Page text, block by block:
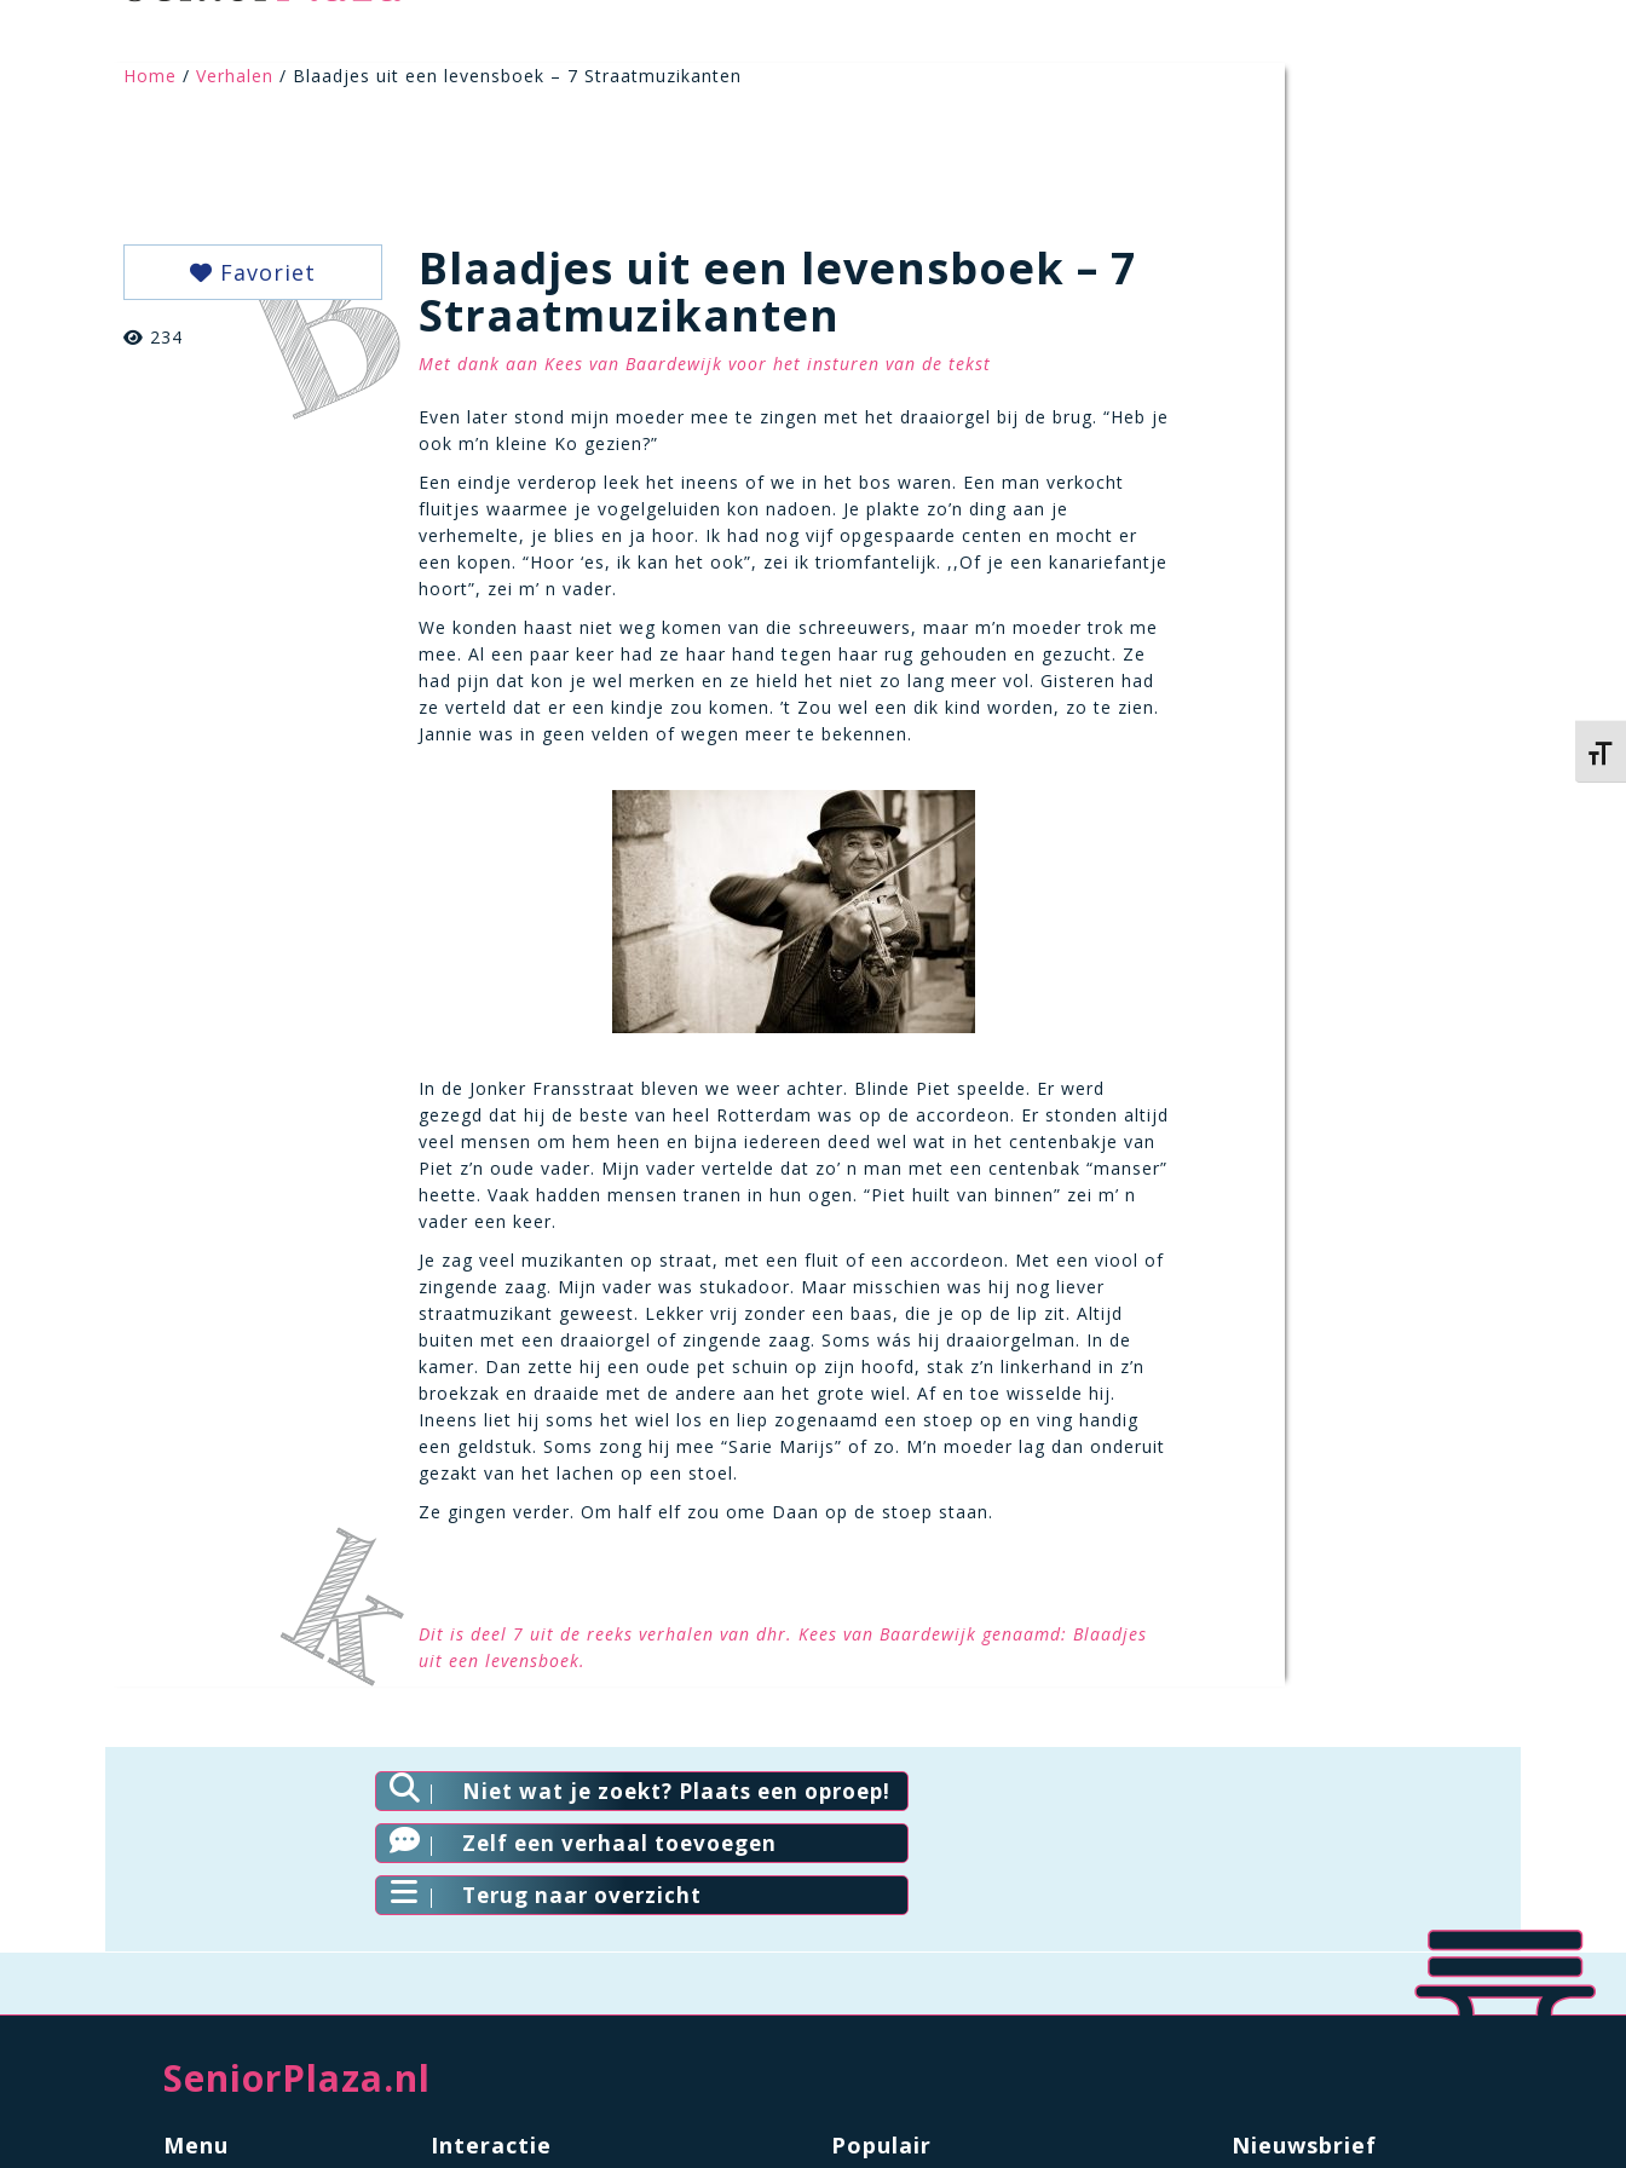
Home / Verhalen / Blaadjes uit een levensboek – 7 Straatmuzikanten
Favoriet
234
Blaadjes uit een levensboek – 7
Straatmuzikanten
Met dank aan Kees van Baardewijk voor het insturen van de tekst
Even later stond mijn moeder mee te zingen met het draaiorgel bij de brug. “Heb je
ook m’n kleine Ko gezien?”
Een eindje verderop leek het ineens of we in het bos waren. Een man verkocht
fluitjes waarmee je vogelgeluiden kon nadoen. Je plakte zo’n ding aan je
verhemelte, je blies en ja hoor. Ik had nog vijf opgespaarde centen en mocht er
een kopen. “Hoor ‘es, ik kan het ook”, zei ik triomfantelijk. ,,Of je een kanariefantje
hoort”, zei m’ n vader.
We konden haast niet weg komen van die schreeuwers, maar m’n moeder trok me
mee. Al een paar keer had ze haar hand tegen haar rug gehouden en gezucht. Ze
had pijn dat kon je wel merken en ze hield het niet zo lang meer vol. Gisteren had
ze verteld dat er een kindje zou komen. ’t Zou wel een dik kind worden, zo te zien.
Jannie was in geen velden of wegen meer te bekennen.
In de Jonker Fransstraat bleven we weer achter. Blinde Piet speelde. Er werd
gezegd dat hij de beste van heel Rotterdam was op de accordeon. Er stonden altijd
veel mensen om hem heen en bijna iedereen deed wel wat in het centenbakje van
Piet z’n oude vader. Mijn vader vertelde dat zo’ n man met een centenbak “manser”
heette. Vaak hadden mensen tranen in hun ogen. “Piet huilt van binnen” zei m’ n
vader een keer.
Je zag veel muzikanten op straat, met een fluit of een accordeon. Met een viool of
zingende zaag. Mijn vader was stukadoor. Maar misschien was hij nog liever
straatmuzikant geweest. Lekker vrij zonder een baas, die je op de lip zit. Altijd
buiten met een draaiorgel of zingende zaag. Soms wás hij draaiorgelman. In de
kamer. Dan zette hij een oude pet schuin op zijn hoofd, stak z’n linkerhand in z’n
broekzak en draaide met de andere aan het grote wiel. Af en toe wisselde hij.
Ineens liet hij soms het wiel los en liep zogenaamd een stoep op en ving handig
een geldstuk. Soms zong hij mee “Sarie Marijs” of zo. M’n moeder lag dan onderuit
gezakt van het lachen op een stoel.
Ze gingen verder. Om half elf zou ome Daan op de stoep staan.
Dit is deel 7 uit de reeks verhalen van dhr. Kees van Baardewijk genaamd: Blaadjes
uit een levensboek.
Niet wat je zoekt? Plaats een oproep!
Zelf een verhaal toevoegen
Terug naar overzicht
SeniorPlaza.nl
Menu Interactie Populair Nieuwsbrief